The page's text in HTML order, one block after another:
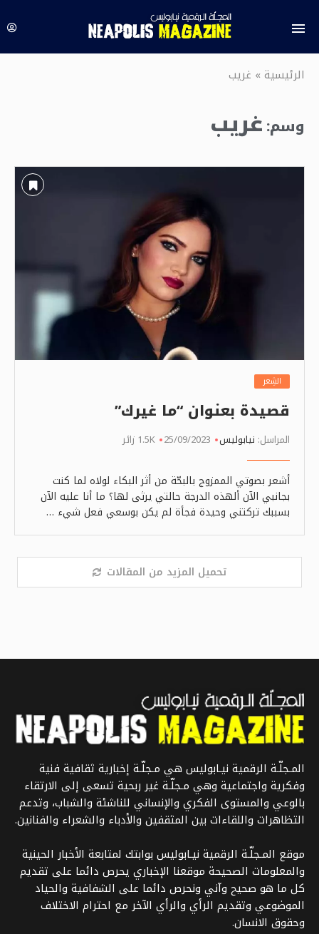
الرئيسية» غريب
وسم:غريب
الشِعر
قصيدة بعنوان “ما غيرك”
المراسل: نيابوليس 25/09/2023 1.5K زائر
أشعر بصوتي الممزوج بالبحّة من أثر البكاء لولاه لما كنت
بجانبي الآن ألهذه الدرجة حالتي يرثى لها؟ ما أنا عليه الآن
بسببك تركتني وحيدة فجأة لم يكن بوسعي فعل شيء …
تحميل المزيد من المقالات
المـجلّـة الرقمية نيـابوليس هي مـجلّـة إخبارية ثقافية فنية
وفكرية واجتماعية وهي مـجلّـة غير ربحية تسعى إلى الارتقاء
بالوعي والمستوى الفكري والإنساني للناشئة والشباب، وتدعم
التظاهرات واللقاءات بين المثقفين والأدباء والشعراء والفنانين.
موقع المـجلّـة الرقمية نيـابوليس بوابتك لمتابعة الأخبار الحينية
والمعلومات الصحيحة موقعنا الإخباري يحرص دائما على تقديم
كل ما هو صحيح وآني ونحرص دائما على الشفافية والحياد
الموضوعي وتقديم الرأي والرأي الآخر مع احترام الاختلاف
وحقوق الانسان.